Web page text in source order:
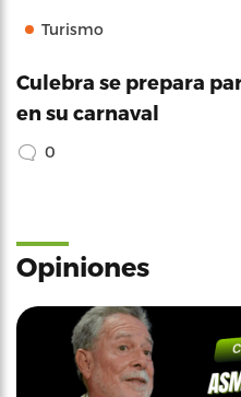
Turismo
Culebra se prepara
en su carnaval
0
Opiniones